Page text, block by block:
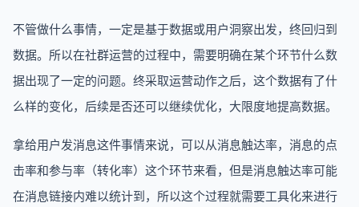
不管做什么事情，一定是基于数据或用户洞察出发，终回归到
数据。所以在社群运营的过程中，需要明确在某个环节什么数
据出现了一定的问题。终采取运营动作之后，这个数据有了什
么样的变化，后续是否还可以继续优化，大限度地提高数据。
拿给用户发消息这件事情来说，可以从消息触达率，消息的点
击率和参与率（转化率）这个环节来看，但是消息触达率可能
在消息链接内难以统计到，所以这个过程就需要工具化来进行